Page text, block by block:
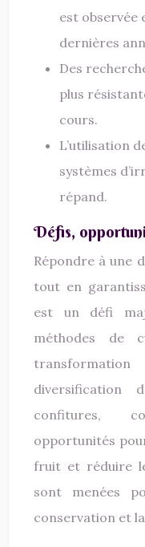
est observée
dernières
Des
plus
cours.
L’utilisation
systèmes
répand.
Défis,
Répondre à une
tout en
est un défi
méthodes de
diversification
confitures,
opportunités
fruit et réduire
sont menées
conservation et